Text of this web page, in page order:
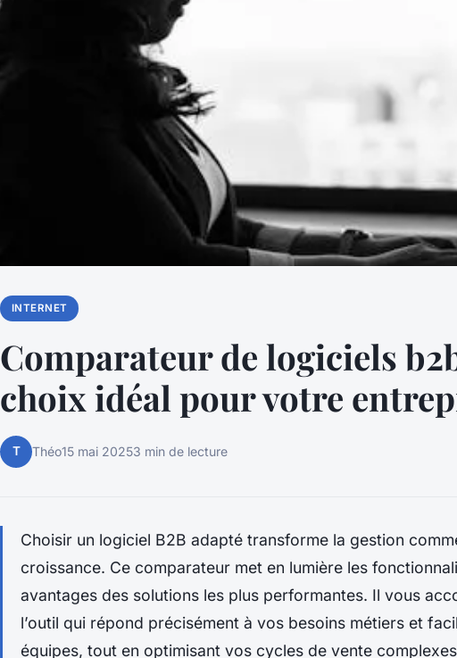
INTERNET
Comparateur de logiciels
choix idéal pour votre
T Théo15 mai 20253 min de lecture
Choisir un logiciel B2B adapté transforme la gestion
croissance. Ce comparateur met en lumière les
avantages des solutions les plus performantes. Il vous
l’outil qui répond précisément à vos besoins métiers et
équipes, tout en optimisant vos cycles de vente